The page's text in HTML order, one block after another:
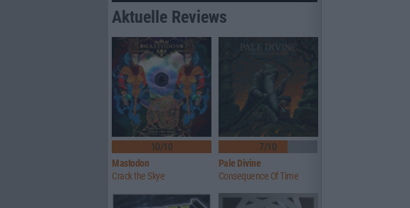
Aktuelle Reviews
10/10
Mastodon
Crack the Skye
7/10
Pale Divine
Consequence Of Time